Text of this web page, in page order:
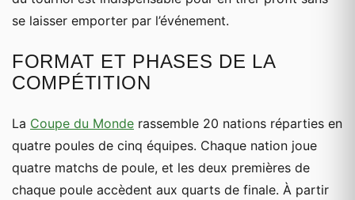
se laisser emporter par l’événement.
FORMAT ET PHASES DE LA
COMPÉTITION
La Coupe du Monde rassemble 20 nations réparties en
quatre poules de cinq équipes. Chaque nation joue
quatre matchs de poule, et les deux premières de
chaque poule accèdent aux quarts de finale. À partir